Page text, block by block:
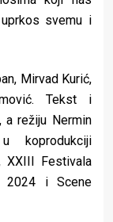
svemu i
Mirvad Kurić,
Tekst i
a režiju Nermin
koprodukciji
XXIII Festivala
2024 i Scene